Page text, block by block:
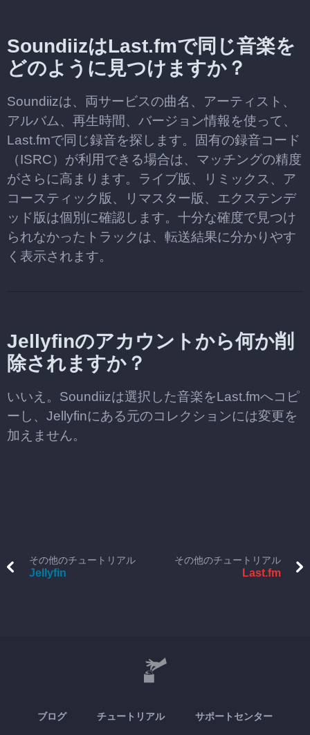
SoundiizはLast.fmで同じ音楽を
どのように見つけますか？
Soundiizは、両サービスの曲名、アーティスト、
アルバム、再生時間、バージョン情報を使って、
Last.fmで同じ録音を探します。固有の録音コード
（ISRC）が利用できる場合は、マッチングの精度
がさらに高まります。ライブ版、リミックス、ア
コースティック版、リマスター版、エクステンデ
ッド版は個別に確認します。十分な確度で見つけ
られなかったトラックは、転送結果に分かりやす
く表示されます。
Jellyfinのアカウントから何か削
除されますか？
いいえ。Soundiizは選択した音楽をLast.fmへコピ
ーし、Jellyfinにある元のコレクションには変更を
加えません。
その他のチュートリアル
Jellyfin
その他のチュートリアル
Last.fm
ブログ チュートリアル サポートセンター